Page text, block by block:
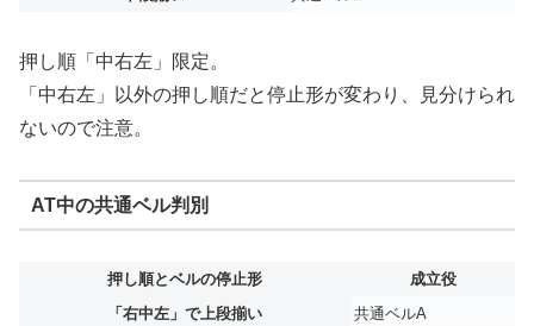
押し順「中右左」限定。
「中右左」以外の押し順だと停止形が変わり、見分けられ
ないので注意。
AT中の共通ベル判別
押し順とベルの停止形
成立役
「右中左」で上段揃い
共通ベルA